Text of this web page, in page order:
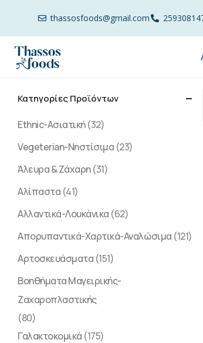
thassosfoods@gmail.com
Κατηγορίες Προϊόντων
Ethnic-Ασιατική(32)
Vegeterian-Νηστίσιμα (23)
Άλευρα & Ζάχαρη(31)
Αλίπαστα (41)
Αλλαντικά-Λουκάνικα (62)
Απορυπαντικά-Χαρτικά-Αναλώσιμα (121)
Αρτοσκευάσματα (151)
Βοηθήματα Μαγειρικής-
Ζαχαροπλαστικής
(80)
Γαλακτοκομικά (175)